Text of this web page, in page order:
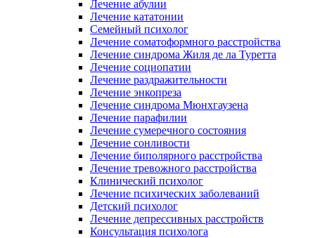
Лечение абулии
Лечение кататонии
Семейный психолог
Лечение соматоформного расстройства
Лечение синдрома Жиля де ла Туретта
Лечение социопатии
Лечение раздражительности
Лечение энкопреза
Лечение синдрома Мюнхгаузена
Лечение парафилии
Лечение сумеречного состояния
Лечение сонливости
Лечение биполярного расстройства
Лечение тревожного расстройства
Клинический психолог
Лечение психических заболеваний
Детский психолог
Лечение депрессивных расстройств
Консультация психолога